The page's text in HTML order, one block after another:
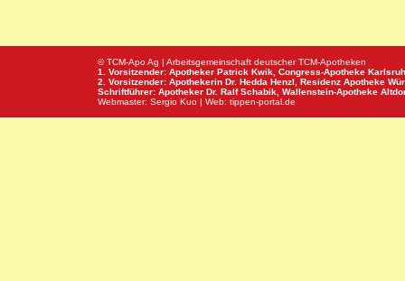
© TCM-Apo Ag | Arbeitsgemeinschaft deutscher TCM-Apotheken
1. Vorsitzender: Apotheker Patrick Kwik, Congress-Apotheke
2. Vorsitzender: Apothekerin Dr. Hedda Henzl, Residenz Apotheke
Schriftführer: Apotheker Dr. Ralf Schabik, Wallenstein-Apotheke
Webmaster: Sergio Kuo | Web: tippen-portal.de